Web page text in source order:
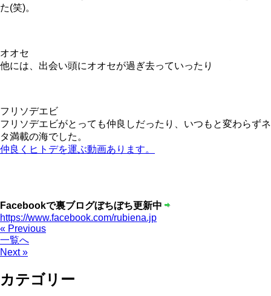
た(笑)。
オオセ
他には、出会い頭にオオセが過ぎ去っていったり
フリソデエビ
フリソデエビがとっても仲良しだったり、いつもと変わらずネ
タ満載の海でした。
仲良くヒトデを運ぶ動画あります。
Facebookで裏ブログぼちぼち更新中
https://www.facebook.com/rubiena.jp
« Previous
一覧へ
Next »
カテゴリー